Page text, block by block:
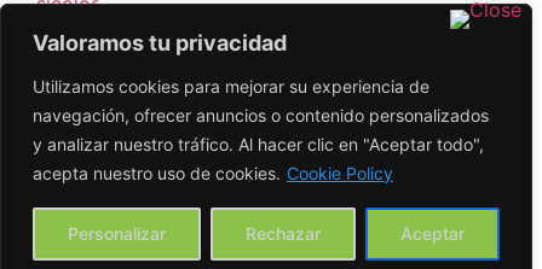
Valoramos tu privacidad
Utilizamos cookies para mejorar su experiencia de
navegación, ofrecer anuncios o contenido personalizados
y analizar nuestro tráfico. Al hacer clic en "Aceptar todo",
acepta nuestro uso de cookies. Cookie Policy
Personalizar Rechazar Aceptar
Compromiso de la Fundación INTEGRA
Enlaces de interés
Política de Privacidad
¿Quieres colaborar?